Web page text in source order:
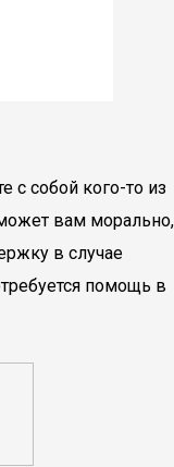
с собой кого-то из
вам морально,
в случае
помощь в